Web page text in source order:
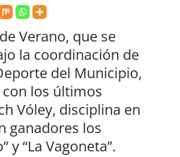
Verano, que se
la coordinación de
del Municipio,
los últimos
Vóley, disciplina en
ganadores los
y “La Vagoneta”.